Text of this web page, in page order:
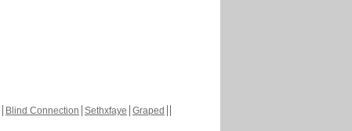
Blind Connection Sethxfaye Graped